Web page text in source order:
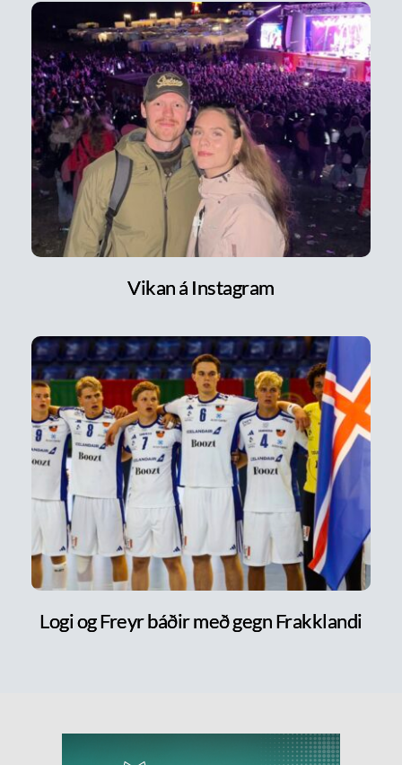
Vikan á Instagram
Logi og Freyr báðir með gegn Frakklandi